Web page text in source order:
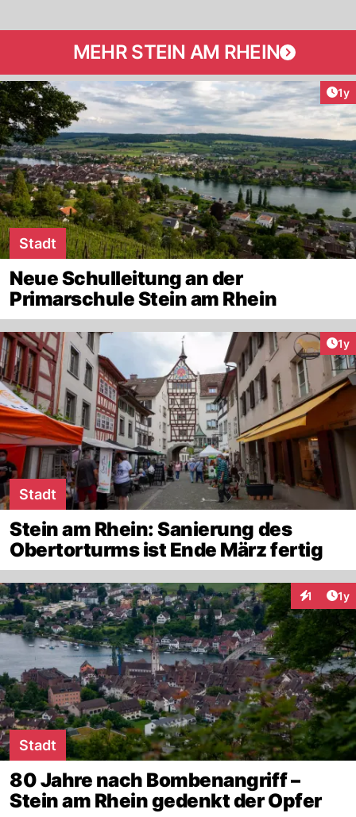
MEHR STEIN AM RHEIN
1y
Stadt
Neue Schulleitung an der
Primarschule Stein am Rhein
1y
Stadt
Stein am Rhein: Sanierung des
Obertorturms ist Ende März fertig
1 1y
Stadt
80 Jahre nach Bombenangriff –
Stein am Rhein gedenkt der Opfer